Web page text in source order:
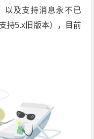
以及支持消息永不已
持5.x旧版本），目前